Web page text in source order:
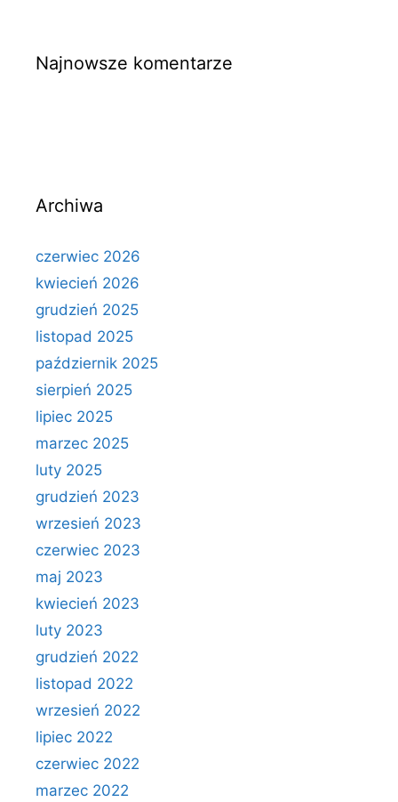
Najnowsze komentarze
Archiwa
czerwiec 2026
kwiecień 2026
grudzień 2025
listopad 2025
październik 2025
sierpień 2025
lipiec 2025
marzec 2025
luty 2025
grudzień 2023
wrzesień 2023
czerwiec 2023
maj 2023
kwiecień 2023
luty 2023
grudzień 2022
listopad 2022
wrzesień 2022
lipiec 2022
czerwiec 2022
marzec 2022